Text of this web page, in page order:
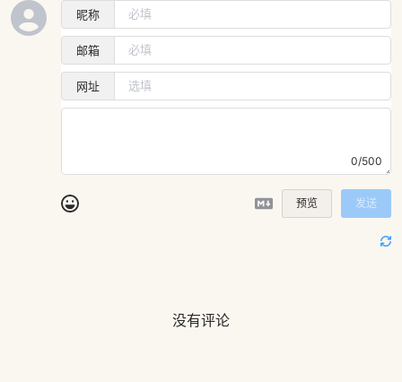
昵称
邮箱
网址
0/500
预览 发送
没有评论